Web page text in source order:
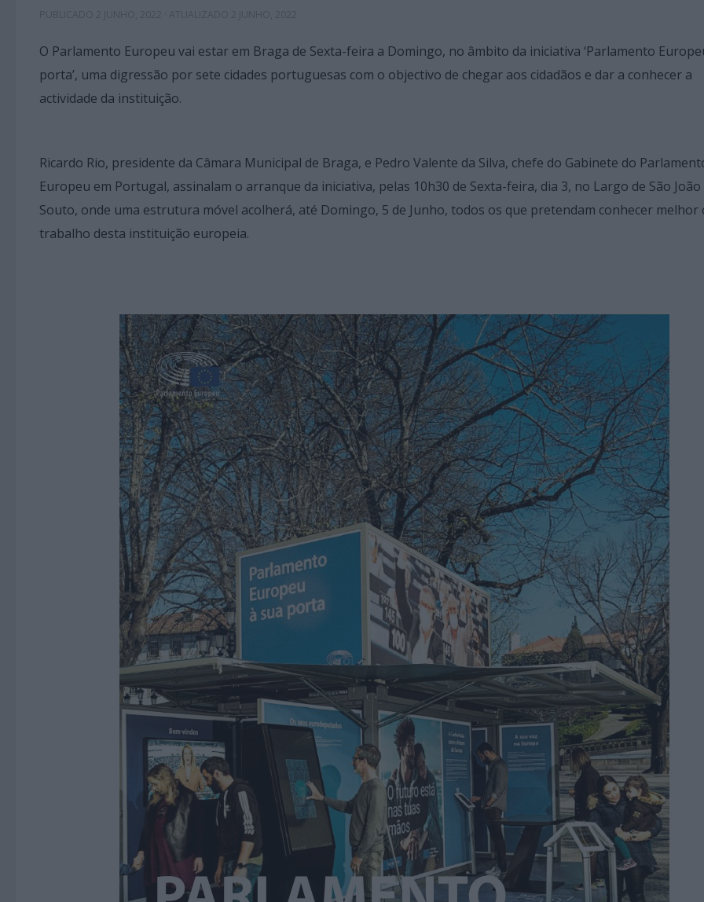
O Parlamento Europeu vai estar em Braga de Sexta-feira a Domingo, no âmbito da iniciativa ‘Parlamento
porta’, uma digressão por sete cidades portuguesas com o objectivo de chegar aos cidadãos e dar a conhecer a
actividade da instituição.
Ricardo Rio, presidente da Câmara Municipal de Braga, e Pedro Valente da Silva, chefe do Gabinete do
Europeu em Portugal, assinalam o arranque da iniciativa, pelas 10h30 de Sexta-feira, dia 3, no Largo de São João
Souto, onde uma estrutura móvel acolherá, até Domingo, 5 de Junho, todos os que pretendam conhecer melhor
trabalho desta instituição europeia.